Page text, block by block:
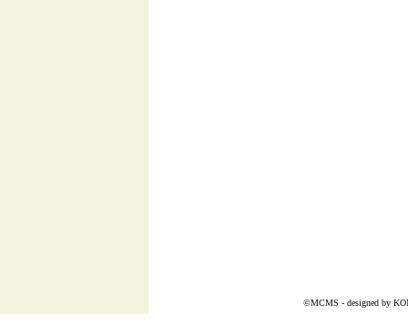
©MCMS - designed by